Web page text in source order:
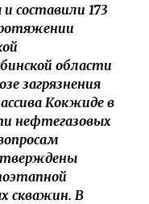
составили 173
области
загрязнения
Кокжиде в
нефтегазовых
скважин. В